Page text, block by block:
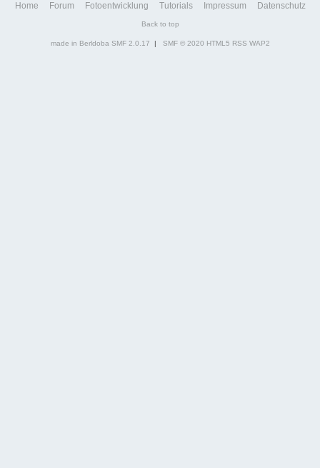
Home Forum Fotoentwicklung Tutorials Impressum Datenschutz
Back to top
made in Berldoba SMF 2.0.17 | SMF © 2020 HTML5 RSS WAP2